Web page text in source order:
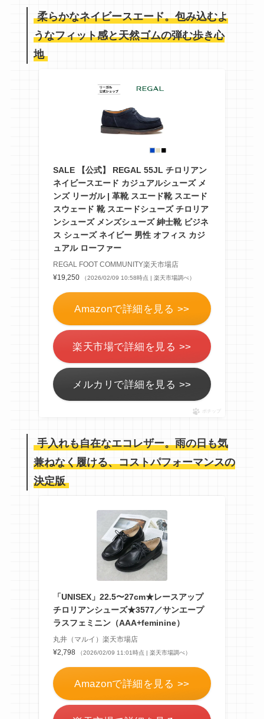
柔らかなネイビースエード。包み込むよ
うなフィット感と天然ゴムの弾む歩き心
地
SALE 【公式】 REGAL 55JL チロリアン
ネイビースエード カジュアルシューズ メ
ンズ リーガル | 革靴 スエード靴 スエード
スウェード 靴 スエードシューズ チロリア
ンシューズ メンズシューズ 紳士靴 ビジネ
ス シューズ ネイビー 男性 オフィス カジ
ュアル ローファー
REGAL FOOT COMMUNITY楽天市場店
¥19,250
（2026/02/09 10:58時点 | 楽天市場調べ）
Amazonで詳細を見る >>
楽天市場で詳細を見る >>
メルカリで詳細を見る >>
ポチップ
手入れも自在なエコレザー。雨の日も気
兼ねなく履ける、コストパフォーマンスの
決定版
「UNISEX」22.5〜27cm★レースアップ
チロリアンシューズ★3577／サンエープ
ラスフェミニン（AAA+feminine）
丸井（マルイ）楽天市場店
¥2,798
（2026/02/09 11:01時点 | 楽天市場調べ）
Amazonで詳細を見る >>